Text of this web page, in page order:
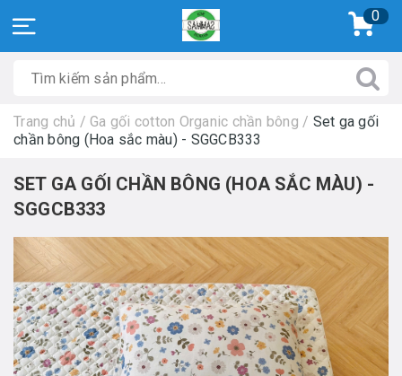
0
Trang chủ / Ga gối cotton Organic chần bông / Set ga gối
chần bông (Hoa sắc màu) - SGGCB333
SET GA GỐI CHẦN BÔNG (HOA SẮC MÀU) -
SGGCB333